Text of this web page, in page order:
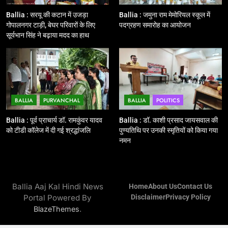
Ballia : बलिया रेलवे स्टेशन का अपर
महाप्रबंधक ने किया निरीक्षण
BALLIA
13
Ballia : त्यौहारों पर शांति व्यवस्था को
लेकर पुलिस ने किया रूट मार्च
BALLIA NATIONAL
14
15
Ballia : सरयू की कटान में उजड़ा
गोपालनगर टाड़ी, बेघर परिवारों के लिए
सूर्यभान सिंह ने बढ़ाया मदद का हाथ
Ballia : जमुना राम मेमोरियल स्कूल में
पदग्रहण समारोह का आयोजन
BALLIA PURVANCHAL
Ballia : पूर्व प्राचार्य डॉ. रामकुंवर यादव
को टीडी कॉलेज में दी गई श्रद्धांजलि
BALLIA POLITICS
Ballia : डॉ. काशी प्रसाद जायसवाल की
पुण्यतिथि पर उनकी स्मृतियों को किया गया
नमन
Ballia Aaj Kal Hindi News
Portal Powered By
BlazeThemes.
HomeAbout UsContact Us
DisclaimerPrivacy Policy